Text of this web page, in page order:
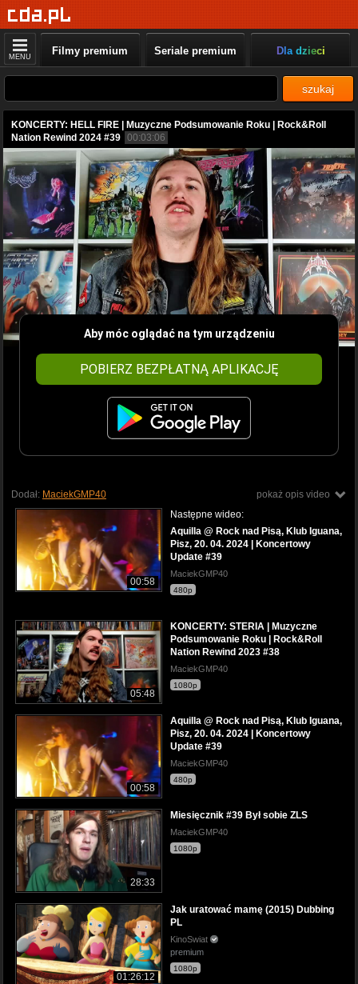
MENU Filmy premium Seriale premium Dla dzieci
szukaj
KONCERTY: HELL FIRE | Muzyczne Podsumowanie Roku | Rock&Roll
Nation Rewind 2024 #39 00:03:06
Aby móc oglądać na tym urządzeniu
POBIERZ BEZPŁATNĄ APLIKACJĘ
pokaż opis video
Dodał: MaciekGMP40
00:58
Następne wideo:
Aquilla @ Rock nad Pisą, Klub Iguana,
Pisz, 20. 04. 2024 | Koncertowy
Update #39
MaciekGMP40
480p
05:48
KONCERTY: STERIA | Muzyczne
Podsumowanie Roku | Rock&Roll
Nation Rewind 2023 #38
MaciekGMP40
1080p
00:58
Aquilla @ Rock nad Pisą, Klub Iguana,
Pisz, 20. 04. 2024 | Koncertowy
Update #39
MaciekGMP40
480p
28:33
Miesięcznik #39 Był sobie ZLS
MaciekGMP40
1080p
01:26:12
Jak uratować mamę (2015) Dubbing
PL
KinoSwiat
premium
1080p